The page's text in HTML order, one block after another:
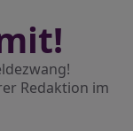
Redaktion im